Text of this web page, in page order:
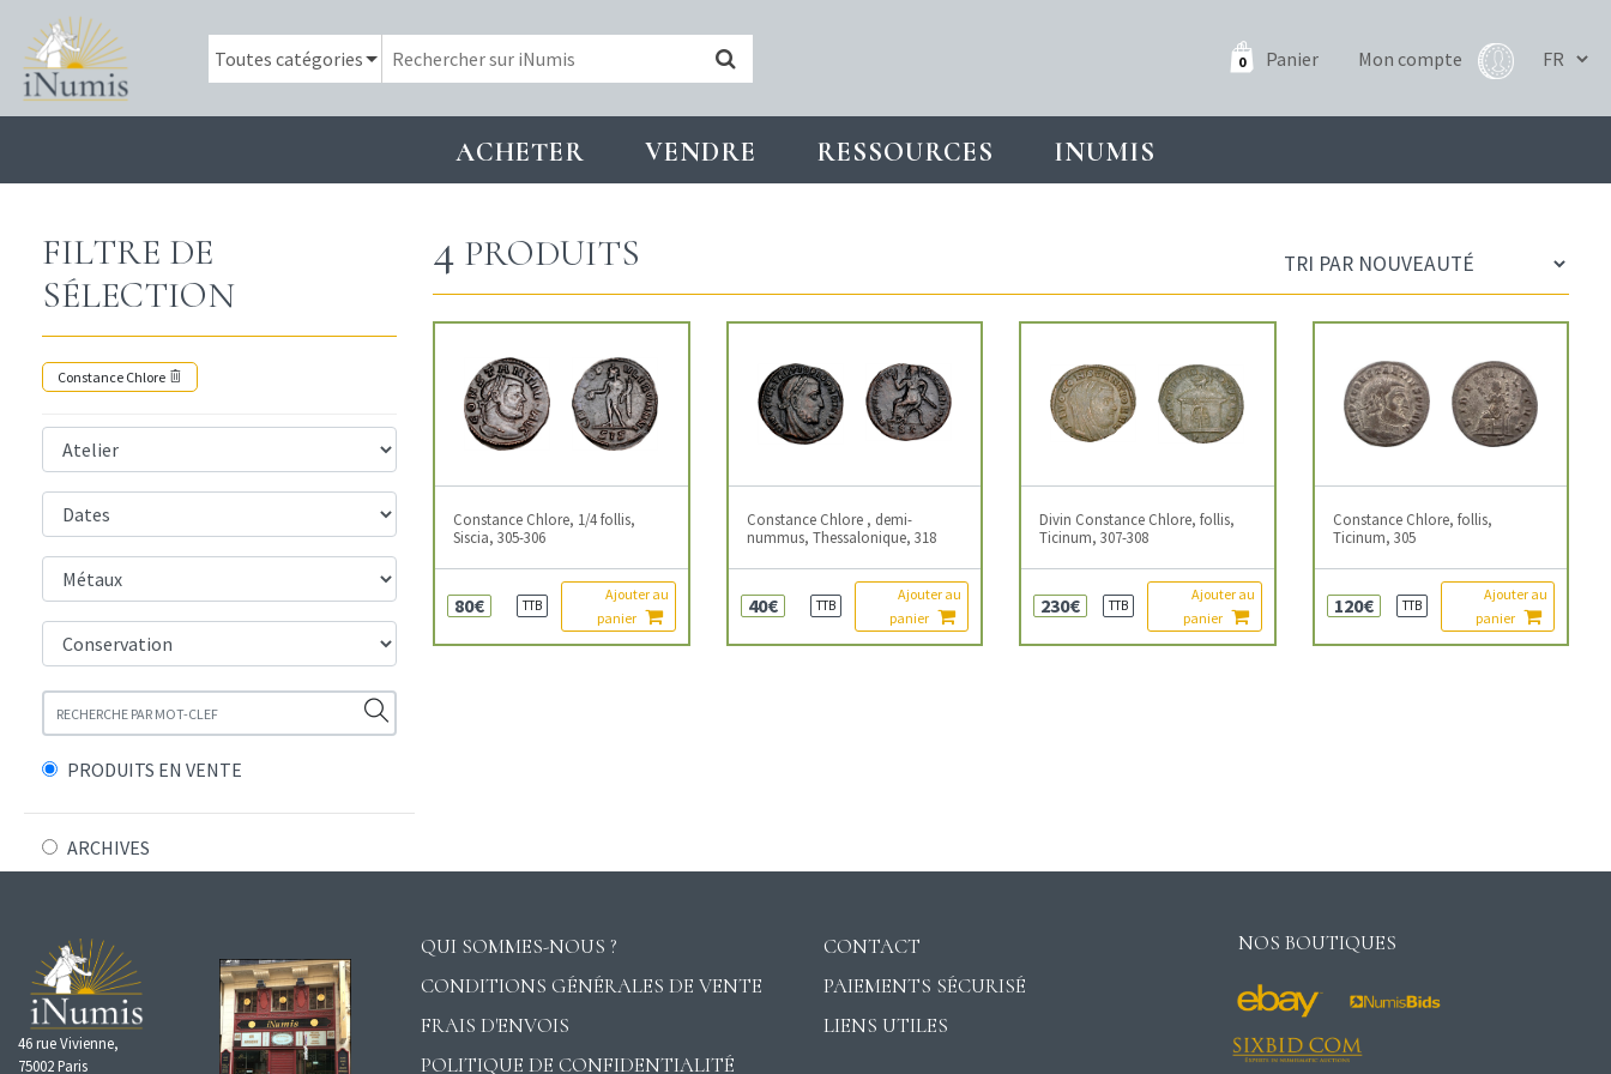
0 Panier Mon compte
ACHETER VENDRE RESSOURCES INUMIS
FILTRE DE
SÉLECTION
Constance Chlore
PRODUITS EN VENTE
ARCHIVES
4 PRODUITS
Constance Chlore, 1/4 follis,
Siscia, 305-306
80€ TTB
Ajouter au
panier
Constance Chlore , demi-
nummus, Thessalonique, 318
40€ TTB
Ajouter au
panier
Divin Constance Chlore, follis,
Ticinum, 307-308
230€ TTB
Ajouter au
panier
Constance Chlore, follis,
Ticinum, 305
120€ TTB
Ajouter au
panier
46 rue Vivienne,
75002 Paris
QUI SOMMES-NOUS ?
CONDITIONS GÉNÉRALES DE VENTE
FRAIS D'ENVOIS
POLITIQUE DE CONFIDENTIALITÉ
CONTACT
PAIEMENTS SÉCURISÉ
LIENS UTILES
NOS BOUTIQUES